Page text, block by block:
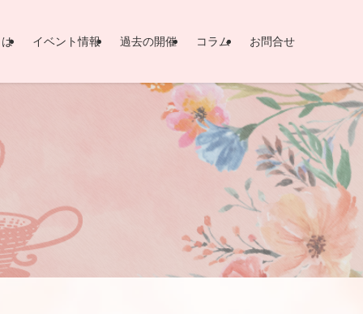
イベント情報 過去の開催 コラム お問合せ